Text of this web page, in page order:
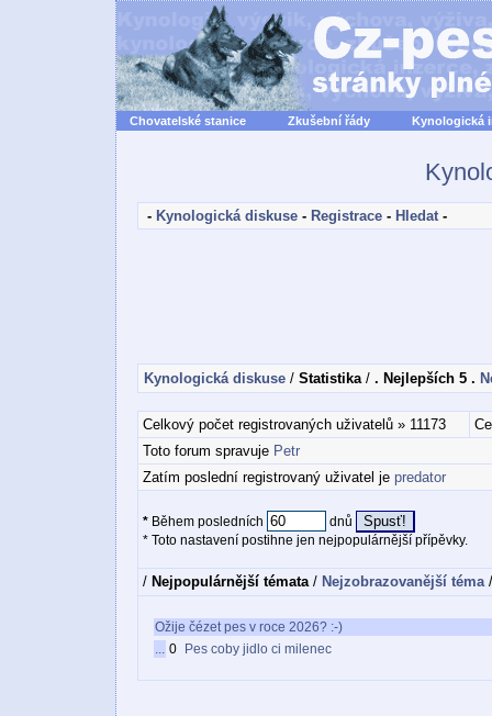
Chovatelské stanice Zkušební řády Kynologická
- Kynologická diskuse - Registrace - Hledat -
Kynologická diskuse / Statistika/ . Nejlepších 5 .
Celkový počet registrovaných uživatelů » 11173
Toto forum spravuje Petr
Zatím poslední registrovaný uživatel je predator
* Během posledních
dnů
* Toto nastavení postihne jen nejpopulárnější přípěvky.
/ Nejpopulárnější témata/ Nejzobrazovanější téma
Ožije čézet pes v roce 2026? :-)
... 0 Pes coby jidlo ci milenec